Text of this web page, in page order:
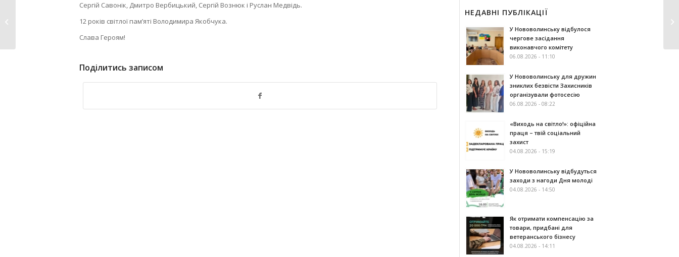
Сергій Савонік, Дмитро Вербицький, Сергій Вознюк і Руслан Медвідь.
12 років світлої пам’яті Володимира Якобчука.
Слава Героям!
Поділитись записом
НЕДАВНІ ПУБЛІКАЦІЇ
У Нововолинську відбулося
чергове засідання
виконавчого комітету
06.08.2026 - 11:10
У Нововолинську для дружин
зниклих безвісти Захисників
організували фотосесію
06.08.2026 - 08:22
«Виходь на світло!»: офіційна
праця – твій соціальний
захист
04.08.2026 - 15:19
У Нововолинську відбудуться
заходи з нагоди Дня молоді
04.08.2026 - 14:50
Як отримати компенсацію за
товари, придбані для
ветеранського бізнесу
04.08.2026 - 14:11
«Ведмеді» вибороли